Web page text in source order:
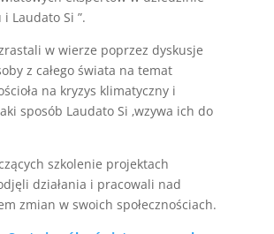
Laudato Si ”.
w wierze poprzez dyskusje
z całego świata na temat
na kryzys klimatyczny i
sposób Laudato Si ‚wzywa ich do
szkolenie projektach
działania i pracowali nad
zmian w swoich społecznościach.